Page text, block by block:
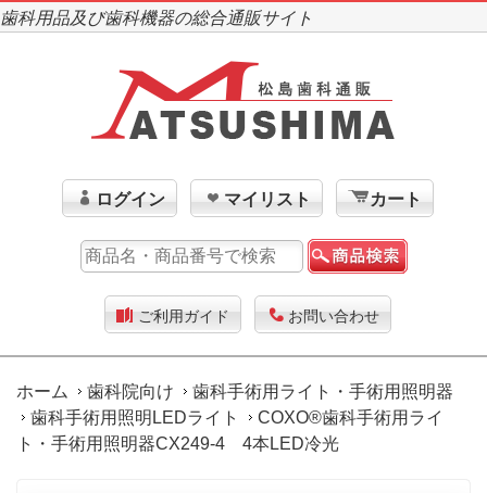
歯科用品及び歯科機器の総合通販サイト
ログイン マイリスト カート
ご利用ガイド お問い合わせ
ホーム 歯科院向け
歯科手術用ライト・手術用照明器
歯科手術用照明LEDライト
COXO®歯科手術用ライ
ト・手術用照明器CX249-4 4本LED冷光